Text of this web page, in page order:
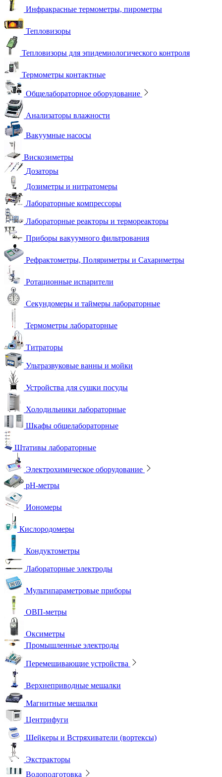
Инфракрасные термометры, пирометры
Тепловизоры
Тепловизоры для эпидемиологического контроля
Термометры контактные
Общелабораторное оборудование
Анализаторы влажности
Вакуумные насосы
Вискозиметры
Дозаторы
Дозиметры и нитратомеры
Лабораторные компрессоры
Лабораторные реакторы и термореакторы
Приборы вакуумного фильтрования
Рефрактометры, Поляриметры и Сахариметры
Ротационные испарители
Секундомеры и таймеры лабораторные
Термометры лабораторные
Титраторы
Ультразвуковые ванны и мойки
Устройства для сушки посуды
Холодильники лабораторные
Шкафы общелабораторные
Штативы лабораторные
Электрохимическое оборудование
pH-метры
Иономеры
Кислородомеры
Кондуктометры
Лабораторные электроды
Мультипараметровые приборы
ОВП-метры
Оксиметры
Промышленные электроды
Перемешивающие устройства
Верхнеприводные мешалки
Магнитные мешалки
Центрифуги
Шейкеры и Встряхиватели (вортексы)
Экстракторы
Водоподготовка